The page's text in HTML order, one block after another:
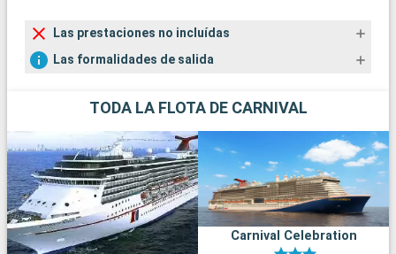
Las prestaciones no incluídas
Las formalidades de salida
TODA LA FLOTA DE CARNIVAL
Carnival Celebration